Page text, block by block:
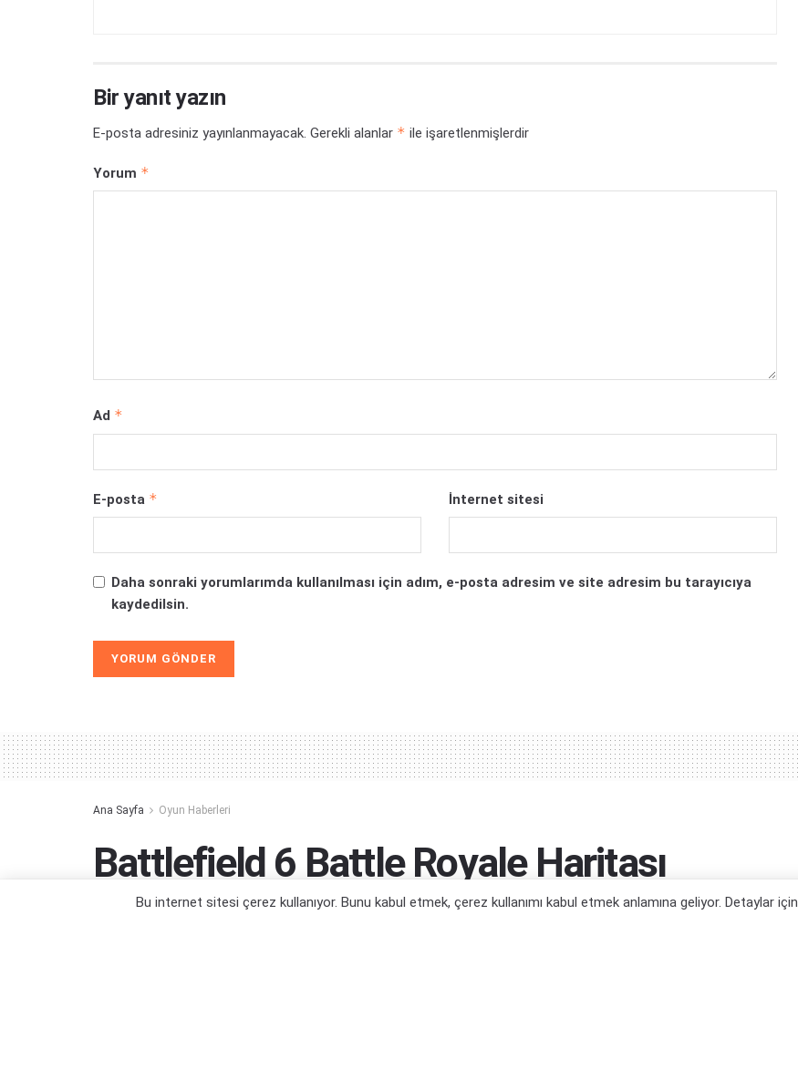
Bir yanıt yazın
E-posta adresiniz yayınlanmayacak. Gerekli alanlar * ile işaretlenmişlerdir
Yorum *
Ad *
E-posta * İnternet sitesi
Daha sonraki yorumlarımda kullanılması için adım, e-posta adresim ve site adresim bu tarayıcıya
kaydedilsin.
Ana Sayfa Oyun Haberleri
Battlefield 6 Battle Royale Haritası
Sızdırıldı
Bu internet sitesi çerez kullanıyor. Bunu kabul etmek, çerez kullanımı kabul etmek anlamına geliyor. Detaylar için